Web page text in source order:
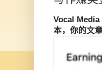
Vocal Media
本，你的文